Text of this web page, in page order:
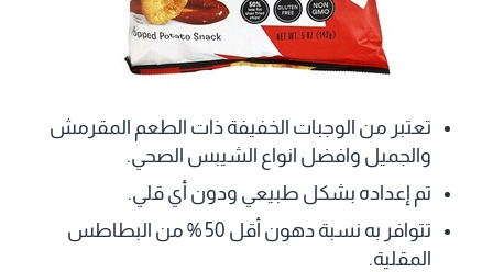
تعتبر من الوجبات الخفيفة ذات الطعم المقرمش
والجميل وافضل انواع الشيبس الصحي.
تم إعداده بشكل طبيعي ودون أي قلي.
تتوافر به نسبة دهون أقل 50 % من البطاطس
المقلية.